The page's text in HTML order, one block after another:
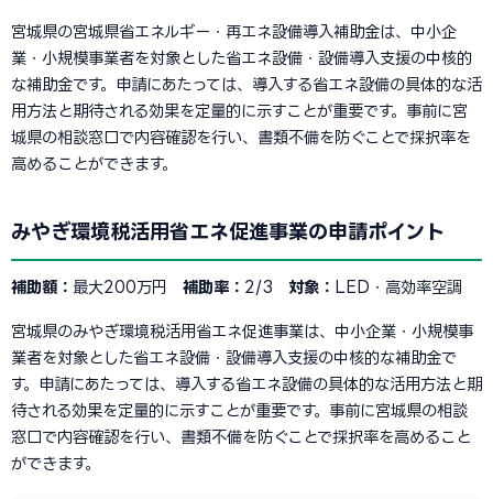
宮城県の宮城県省エネルギー・再エネ設備導入補助金は、中小企
業・小規模事業者を対象とした省エネ設備・設備導入支援の中核的
な補助金です。申請にあたっては、導入する省エネ設備の具体的な活
用方法と期待される効果を定量的に示すことが重要です。事前に宮
城県の相談窓口で内容確認を行い、書類不備を防ぐことで採択率を
高めることができます。
みやぎ環境税活用省エネ促進事業の申請ポイント
補助額： 最大200万円 補助率： 2/3 対象： LED・高効率空調
宮城県のみやぎ環境税活用省エネ促進事業は、中小企業・小規模事
業者を対象とした省エネ設備・設備導入支援の中核的な補助金で
す。申請にあたっては、導入する省エネ設備の具体的な活用方法と期
待される効果を定量的に示すことが重要です。事前に宮城県の相談
窓口で内容確認を行い、書類不備を防ぐことで採択率を高めること
ができます。